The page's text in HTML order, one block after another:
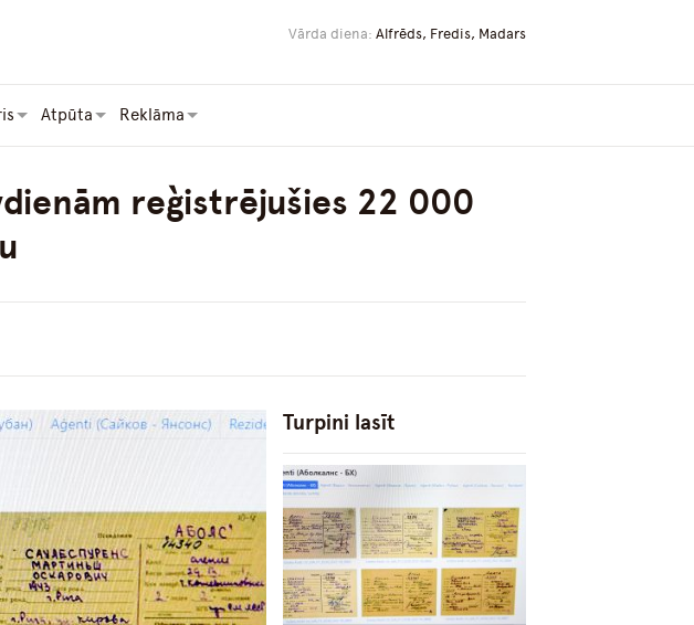
Vārda diena: Alfrēds, Fredis, Madars
Atpūta Reklāma
reģistrējušies 22 000
Turpini lasīt